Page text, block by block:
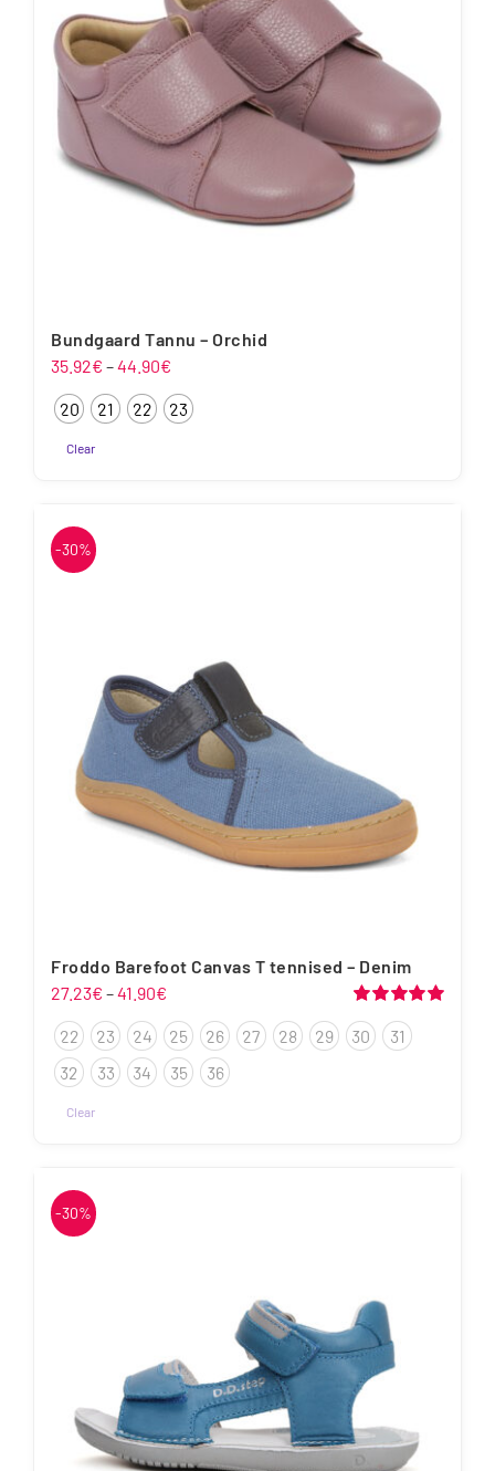
teha
tootelehel.
Bundgaard Tannu – Orchid
35.92€ –44.90€
35.92€
kuni
20 21 22 23
Clear
on
mitu
tootelehel.
-30%
Froddo Barefoot Canvas T tennised – Denim
Hinnanguga
5.00 / 5
27.23€ –41.90€
27.23€
kuni
41.90€
22 23 24 25 26 27 28 29 30
31
32
33 34 35 36
Clear
on
mitu
-30%